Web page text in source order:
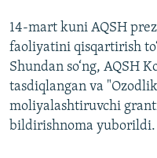
14-mart kuni AQSH
faoliyatini qisqartirish
Shundan so‘ng, AQSH
tasdiqlangan va
moliyalashtiruvchi
bildirishnoma yuborildi.